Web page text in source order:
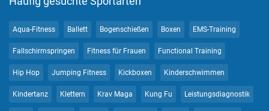
Aqua-Fitness Ballett Bogenschießen Boxen EMS-Training
Fallschirmspringen Fitness für Frauen Functional Training
Hip Hop Jumping Fitness Kickboxen Kinderschwimmen
Kindertanz Klettern Krav Maga Kung Fu Leistungsdiagnostik